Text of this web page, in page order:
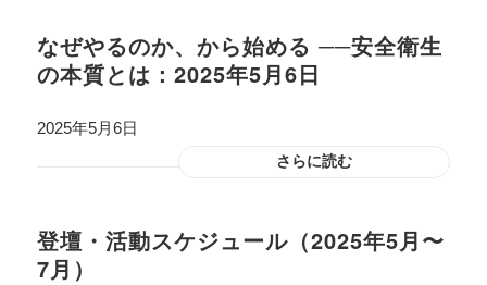
なぜやるのか、から始める ──安全衛生
の本質とは：2025年5月6日
2025年5月6日
さらに読む
登壇・活動スケジュール（2025年5月〜
7月）